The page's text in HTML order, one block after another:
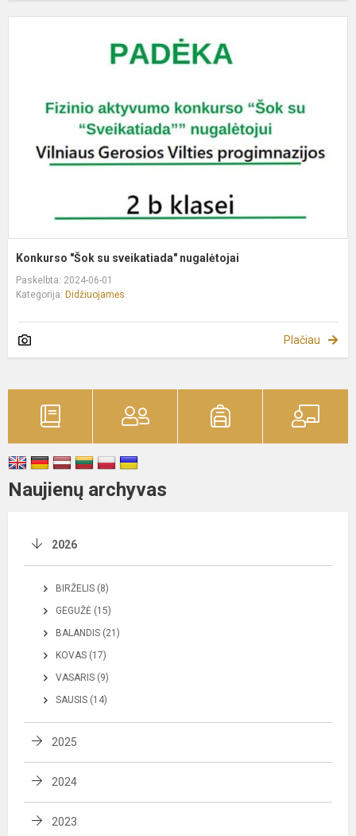
Konkurso "Šok su sveikatiada" nugalėtojai
Paskelbta: 2024-06-01
Kategorija: Didžiuojamės
Plačiau
Naujienų archyvas
2026
BIRŽELIS (8)
GEGUŽĖ (15)
BALANDIS (21)
KOVAS (17)
VASARIS (9)
SAUSIS (14)
2025
2024
2023